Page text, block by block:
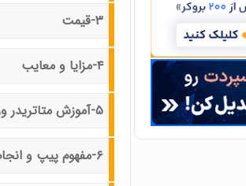
آموزش ویدئویی هجینگ تریدینگ توسط جواد
مجموعه ویدئویی استراتژی های معاملاتی
۳-قیمت
۴-مزایا و معایب
۵-آموزش متاتریدر ورژن ۴
۶-مفهوم پیپ و انجام خرید و فروش